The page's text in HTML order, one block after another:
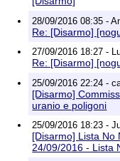
28/09/2016 08:35 -
Re: [Disarmo]
27/09/2016 18:27 -
Re: [Disarmo]
25/09/2016 22:24 -
[Disarmo]
uranio e poligoni
25/09/2016 18:23 -
[Disarmo] Lista No
24/09/2016 - Lista